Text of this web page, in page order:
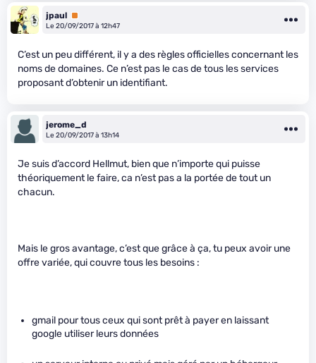
jpaul Premium
Le 20/09/2017 à 12h47
C’est un peu différent, il y a des règles officielles concernant les
noms de domaines. Ce n’est pas le cas de tous les services
proposant d’obtenir un identifiant.
jerome_d
Le 20/09/2017 à 13h14
Je suis d’accord Hellmut, bien que n’importe qui puisse
théoriquement le faire, ca n’est pas a la portée de tout un
chacun.
Mais le gros avantage, c’est que grâce à ça, tu peux avoir une
offre variée, qui couvre tous les besoins :
gmail pour tous ceux qui sont prêt à payer en laissant
google utiliser leurs données